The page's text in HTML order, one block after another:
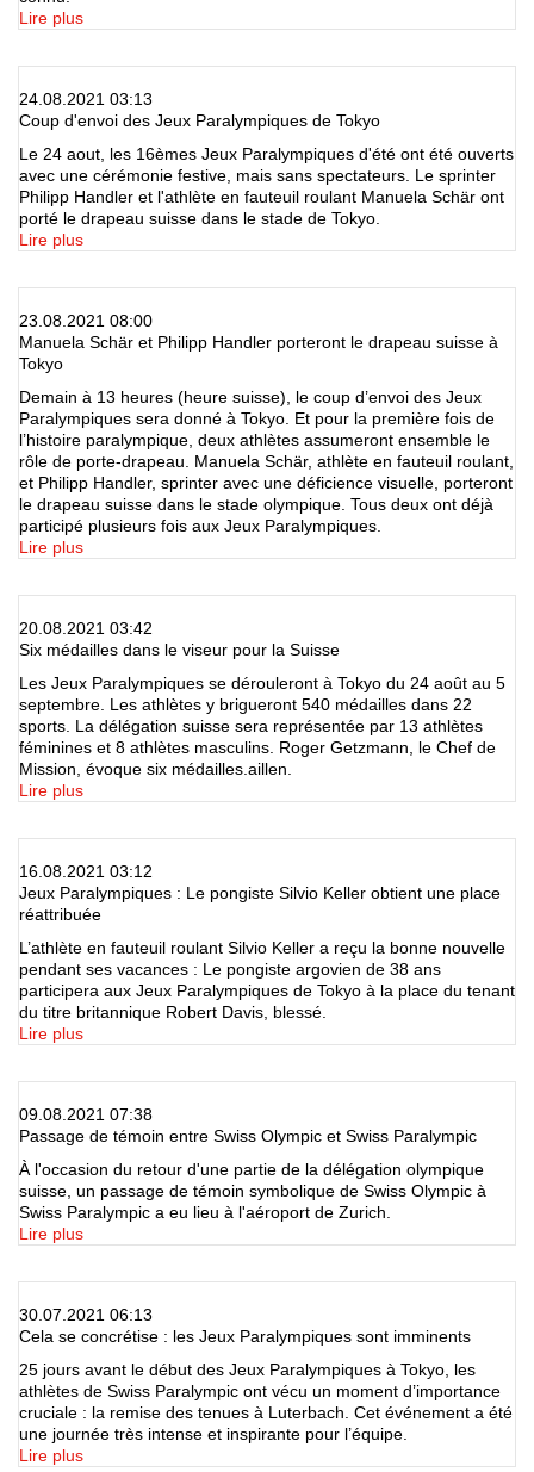
Lire plus
24.08.2021 03:13
Coup d'envoi des Jeux Paralympiques de Tokyo
Le 24 aout, les 16èmes Jeux Paralympiques d'été ont été ouverts
avec une cérémonie festive, mais sans spectateurs. Le sprinter
Philipp Handler et l'athlète en fauteuil roulant Manuela Schär ont
porté le drapeau suisse dans le stade de Tokyo.
Lire plus
23.08.2021 08:00
Manuela Schär et Philipp Handler porteront le drapeau suisse à
Tokyo
Demain à 13 heures (heure suisse), le coup d’envoi des Jeux
Paralympiques sera donné à Tokyo. Et pour la première fois de
l’histoire paralympique, deux athlètes assumeront ensemble le
rôle de porte-drapeau. Manuela Schär, athlète en fauteuil roulant,
et Philipp Handler, sprinter avec une déficience visuelle, porteront
le drapeau suisse dans le stade olympique. Tous deux ont déjà
participé plusieurs fois aux Jeux Paralympiques.
Lire plus
20.08.2021 03:42
Six médailles dans le viseur pour la Suisse
Les Jeux Paralympiques se dérouleront à Tokyo du 24 août au 5
septembre. Les athlètes y brigueront 540 médailles dans 22
sports. La délégation suisse sera représentée par 13 athlètes
féminines et 8 athlètes masculins. Roger Getzmann, le Chef de
Mission, évoque six médailles.aillen.
Lire plus
16.08.2021 03:12
Jeux Paralympiques : Le pongiste Silvio Keller obtient une place
réattribuée
L’athlète en fauteuil roulant Silvio Keller a reçu la bonne nouvelle
pendant ses vacances : Le pongiste argovien de 38 ans
participera aux Jeux Paralympiques de Tokyo à la place du tenant
du titre britannique Robert Davis, blessé.
Lire plus
09.08.2021 07:38
Passage de témoin entre Swiss Olympic et Swiss Paralympic
À l'occasion du retour d'une partie de la délégation olympique
suisse, un passage de témoin symbolique de Swiss Olympic à
Swiss Paralympic a eu lieu à l'aéroport de Zurich.
Lire plus
30.07.2021 06:13
Cela se concrétise : les Jeux Paralympiques sont imminents
25 jours avant le début des Jeux Paralympiques à Tokyo, les
athlètes de Swiss Paralympic ont vécu un moment d’importance
cruciale : la remise des tenues à Luterbach. Cet événement a été
une journée très intense et inspirante pour l’équipe.
Lire plus